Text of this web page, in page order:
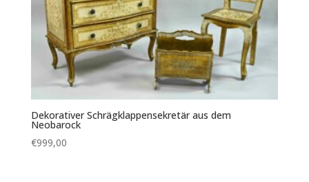
Dekorativer Schrägklappensekretär aus dem
Neobarock
€999,00